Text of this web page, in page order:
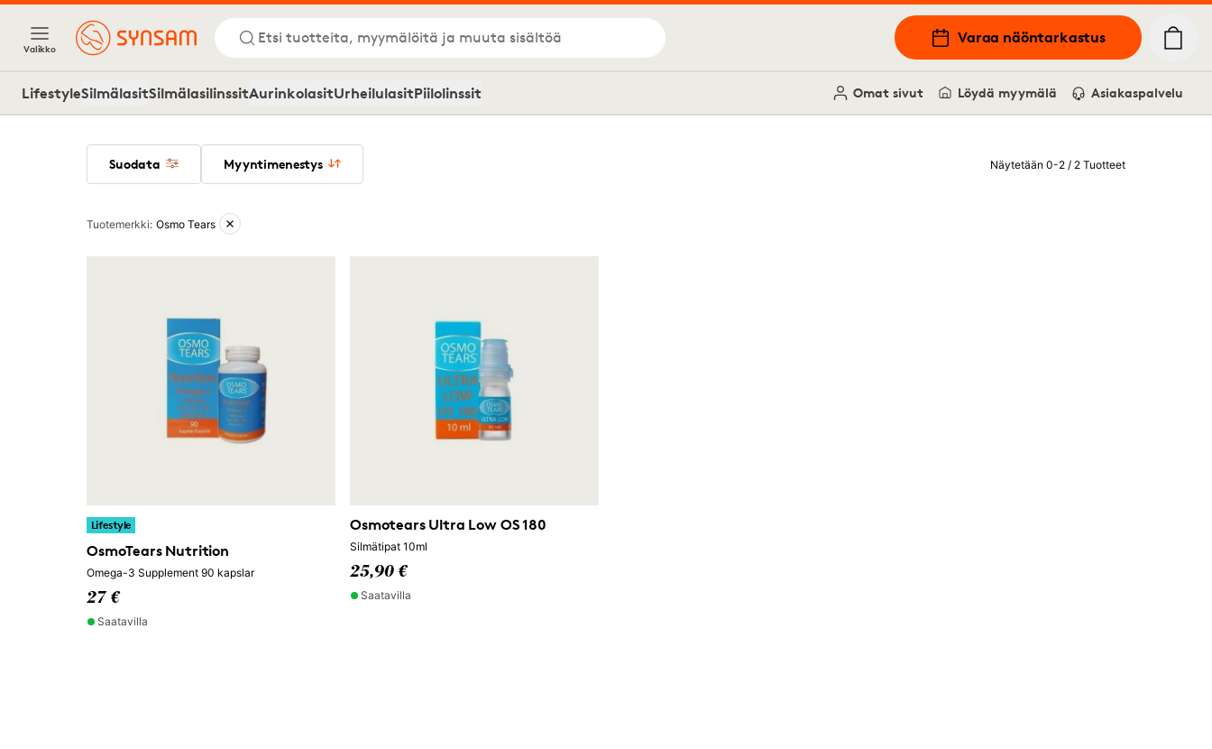
Valikko
Etsi tuotteita, myymälöitä ja muuta sisältöä Varaa näöntarkastus
LifestyleSilmälasitSilmälasilinssitAurinkolasitUrheilulasitPiilolinssit Omat sivut Löydä myymälä Asiakaspalvelu
Suodata Myyntimenestys Näytetään 0-2 / 2 Tuotteet
Aktiiviset suodattimet
Tuotemerkki: Osmo Tears
Lifestyle
OsmoTears Nutrition
Omega-3 Supplement 90 kapslar
27 €
Saatavilla
Osmotears Ultra Low OS 180
Silmätipat 10ml
25,90 €
Saatavilla